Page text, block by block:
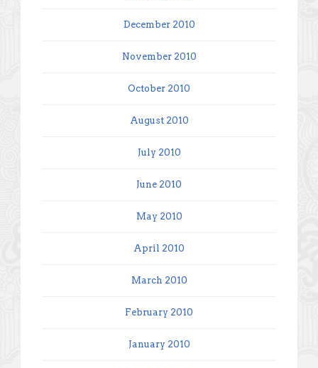
December 2010
November 2010
October 2010
August 2010
July 2010
June 2010
May 2010
April 2010
March 2010
February 2010
January 2010